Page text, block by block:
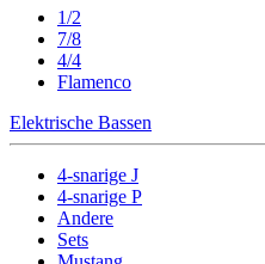
1/2
7/8
4/4
Flamenco
Elektrische Bassen
4-snarige J
4-snarige P
Andere
Sets